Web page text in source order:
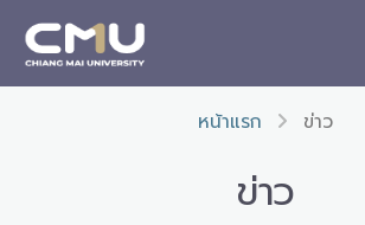
หน้าแรก ข่าว
ข่าว